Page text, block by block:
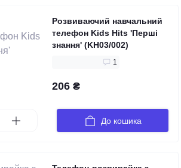
Розвиваючий навчальний
телефон Kids Hits 'Перші
знання' (KH03/002)
1
206 ₴
До кошика